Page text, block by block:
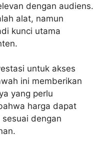
dengan audiens.
alat, namun
kunci utama
untuk akses
ini memberikan
yang perlu
harga dapat
dengan